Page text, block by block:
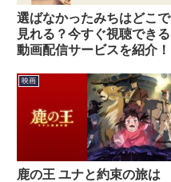
選ばなかったみちはどこで
見れる？今すぐ視聴できる
動画配信サービスを紹介！
映画
鹿の王 ユナと約束の旅は